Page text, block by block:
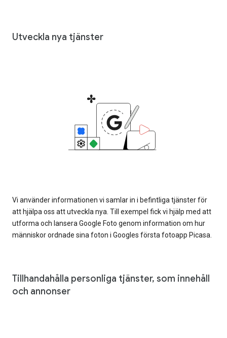
Utveckla nya tjänster
Vi använder informationen vi samlar in i befintliga tjänster för
att hjälpa oss att utveckla nya. Till exempel fick vi hjälp med att
utforma och lansera Google Foto genom information om hur
människor ordnade sina foton i Googles första fotoapp Picasa.
Tillhandahålla personliga tjänster, som innehåll
och annonser